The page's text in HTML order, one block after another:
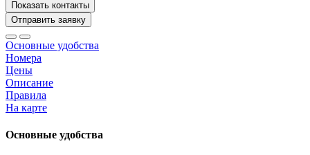
Показать контакты
Отправить заявку
Основные удобства
Номера
Цены
Описание
Правила
На карте
Основные удобства